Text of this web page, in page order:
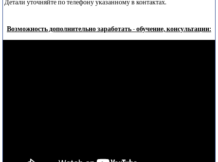
Детали уточняйте по телефону указанному в контактах.
Возможность дополнительно заработать - обучение, консультации: